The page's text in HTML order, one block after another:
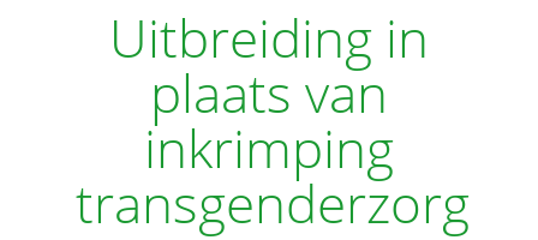
Uitbreiding in
plaats van
inkrimping
transgenderzorg